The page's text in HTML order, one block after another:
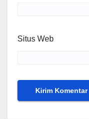
Situs Web